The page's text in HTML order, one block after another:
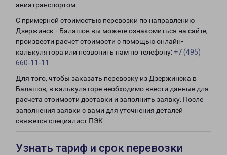
авиатранспортом.
С примерной стоимостью перевозки по направлению
Дзержинск - Балашов вы можете ознакомиться на сайте,
произвести расчет стоимости с помощью онлайн-
калькулятора или позвонить нам по телефону: +7 (495)
660-11-11
Для того, чтобы заказать перевозку из Дзержинска в
Балашов, в калькуляторе необходимо ввести данные для
расчета стоимости доставки и заполнить заявку. После
заполнения заявки с вами для уточнения деталей
свяжется специалист ПЭК.
Узнать тариф и срок перевозки